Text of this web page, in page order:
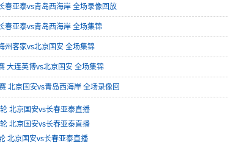
春亚泰vs青岛西海岸 全场录像回放
春亚泰vs青岛西海岸 全场集锦
州客家vs北京国安 全场集锦
大连英博vs北京国安 全场集锦
北京国安vs青岛西海岸 全场录像回
北京国安vs长春亚泰直播
北京国安vs长春亚泰直播
北京国安vs长春亚泰直播